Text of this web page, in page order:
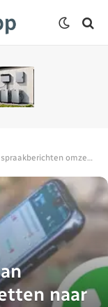
omzetten naar tekst
naar